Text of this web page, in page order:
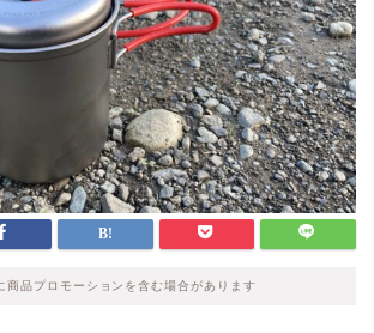
商品プロモーションを含む場合があります